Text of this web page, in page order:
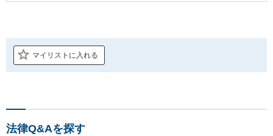
マイリストに入れる
法律Q&Aを探す